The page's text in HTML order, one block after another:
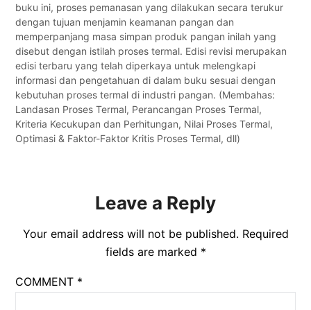
buku ini, proses pemanasan yang dilakukan secara terukur
dengan tujuan menjamin keamanan pangan dan
memperpanjang masa simpan produk pangan inilah yang
disebut dengan istilah proses termal. Edisi revisi merupakan
edisi terbaru yang telah diperkaya untuk melengkapi
informasi dan pengetahuan di dalam buku sesuai dengan
kebutuhan proses termal di industri pangan. (Membahas:
Landasan Proses Termal, Perancangan Proses Termal,
Kriteria Kecukupan dan Perhitungan, Nilai Proses Termal,
Optimasi & Faktor-Faktor Kritis Proses Termal, dll)
Leave a Reply
Your email address will not be published. Required
fields are marked *
COMMENT *